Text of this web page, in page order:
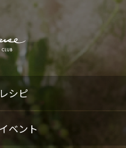
レシピ
イベント